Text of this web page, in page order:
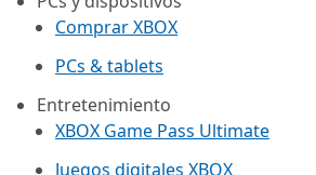
Comprar XBOX
PCs & tablets
Entretenimiento
XBOX Game Pass Ultimate
Juegos digitales XBOX